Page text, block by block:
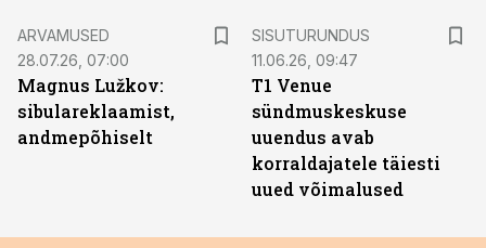
ARVAMUSED
28.07.26, 07:00
Magnus Lužkov:
sibulareklaamist,
andmepõhiselt
SISUTURUNDUS
11.06.26, 09:47
T1 Venue
sündmuskeskuse
uuendus avab
korraldajatele täiesti
uued võimalused